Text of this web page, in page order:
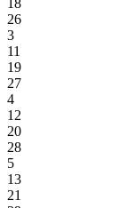
26
3
11
19
27
4
12
20
28
5
13
21